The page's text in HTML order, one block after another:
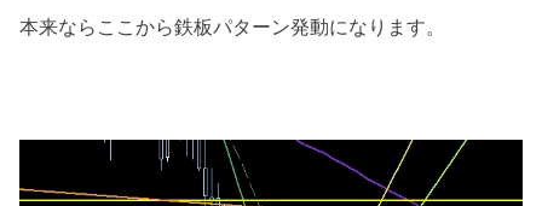
本来ならここから鉄板パターン発動になります。